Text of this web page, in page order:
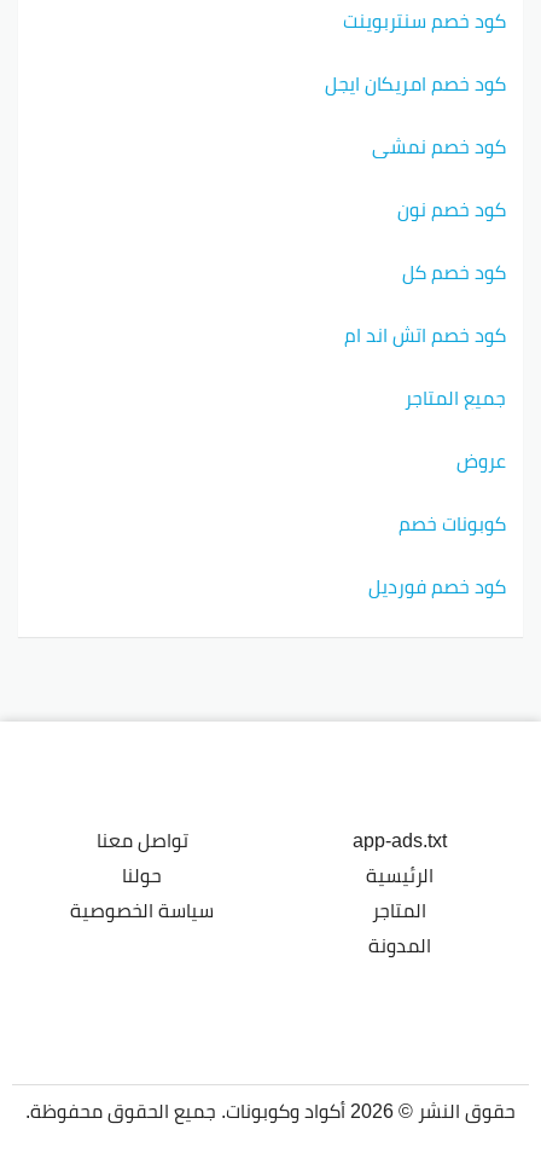
كود خصم سنتربوينت
كود خصم امريكان ايجل
كود خصم نمشي
كود خصم نون
كود خصم كل
كود خصم اتش اند ام
جميع المتاجر
عروض
كوبونات خصم
كود خصم فورديل
app-ads.txt
الرئيسية
المتاجر
المدونة
تواصل معنا
حولنا
سياسة الخصوصية
حقوق النشر © 2026 أكواد وكوبونات. جميع الحقوق محفوظة.